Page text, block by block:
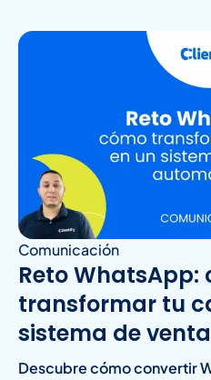
Comunicación
Reto WhatsApp:
transformar tu
sistema de
Descubre cómo convertir